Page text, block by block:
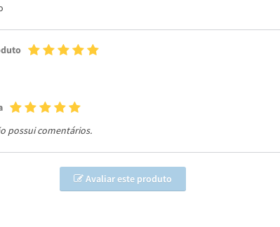
possui comentários.
Avaliar este produto